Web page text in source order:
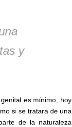
y
es mínimo, hoy
si se tratara de una
de la naturaleza